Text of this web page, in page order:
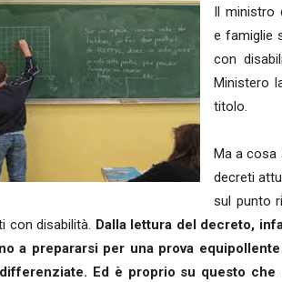
Il
e famiglie
con
Ministero
titolo.
Ma a cosa
decreti
sul punto
con disabilità. Dalla lettura del decreto,
a prepararsi per una prova
Ed è proprio su questo